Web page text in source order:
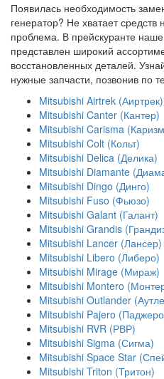
Появилась необходимость
генератор? Не хватает
проблема. В прейскуранте
представлен широкий
восстановленных деталей.
нужные запчасти, позвонив по
Mitsubishi Airtrek (Аиртрек)
Mitsubishi Canter (Кантер)
Mitsubishi Carisma
Mitsubishi Colt (Кольт)
Mitsubishi Delica (Делика)
Mitsubishi Diamante
Mitsubishi Dingo (Динго)
Mitsubishi Fuso (Фьюзо)
Mitsubishi Galant (Галант)
Mitsubishi Grandis
Mitsubishi Lancer (Лансер)
Mitsubishi Libero (Либеро)
Mitsubishi Mirage (Мираж)
Mitsubishi Montero
Mitsubishi Outlander
Mitsubishi Pajero
Mitsubishi RVR (РВР)
Mitsubishi Sigma (Сигма)
Mitsubishi Space Star
Mitsubishi Triton (Тритон)